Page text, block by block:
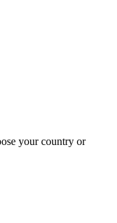
your country or